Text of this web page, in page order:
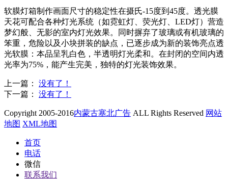
软膜灯箱制作画面尺寸的稳定性在摄氏-15度到45度。透光膜
天花可配合各种灯光系统（如霓虹灯、荧光灯、LED灯）营造
梦幻般、无影的室内灯光效果。同时摒弃了玻璃或有机玻璃的
笨重，危险以及小块拼装的缺点，已逐步成为新的装饰亮点透
光软膜：本品呈乳白色，半透明灯光柔和。在封闭的空间内透
光率为75%，能产生完美，独特的灯光装饰效果。
上一篇： 没有了！
下一篇： 没有了！
Copyright 2005-2016内蒙古塞北广告 ALL Rights Reserved 网站
地图 XML地图
首页
电话
微信
联系我们